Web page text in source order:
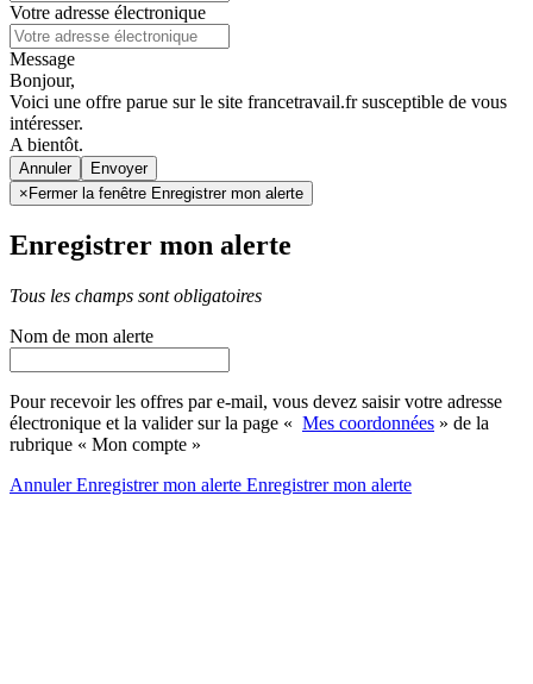
Votre adresse électronique
Message
Bonjour,
Voici une offre parue sur le site francetravail.fr susceptible de vous
intéresser.
A bientôt.
Annuler
× Fermer la fenêtre Enregistrer mon alerte
Enregistrer mon alerte
Tous les champs sont obligatoires
Nom de mon alerte
Pour recevoir les offres par e-mail, vous devez saisir votre adresse
électronique et la valider sur la page « Mes coordonnées » de la
rubrique « Mon compte »
AnnulerEnregistrer mon alerte Enregistrermon alerte